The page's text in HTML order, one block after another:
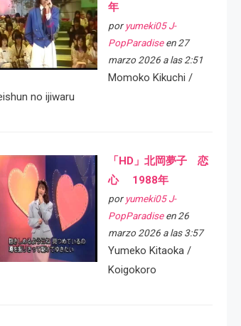
年
por yumeki05 J-
PopParadiseen 27
marzo 2026 a las 2:51
Momoko Kikuchi /
no ijiwaru
「HD」北岡夢子 恋
心 1988年
por yumeki05 J-
PopParadiseen 26
marzo 2026 a las 3:57
Yumeko Kitaoka /
Koigokoro